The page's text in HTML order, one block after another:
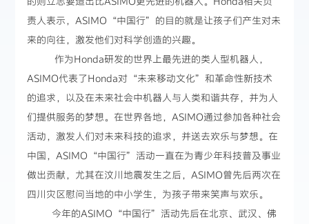
责人表示，ASIMO“中国行”的目的就是让孩子们产生对未
来的向往，激发他们对科学创造的兴趣。
作为Honda研发的世界上最先进的类人型机器人，
ASIMO代表了Honda对“未来移动文化”和革命性新技术
的追求，以及在未来社会中机器人与人类和谐共存，并为人
们提供服务的梦想。在世界各地，ASIMO通过参加各种社会
活动，激发人们对未来科技的追求，并送去欢乐与梦想。在
中国，ASIMO“中国行”活动一直在为青少年科技普及事业
做出贡献，尤其在汶川地震发生之后，ASIMO曾先后两次在
四川灾区慰问当地的中小学生，为孩子带来笑声与欢乐。
今年的ASIMO“中国行”活动先后在北京、武汉、佛